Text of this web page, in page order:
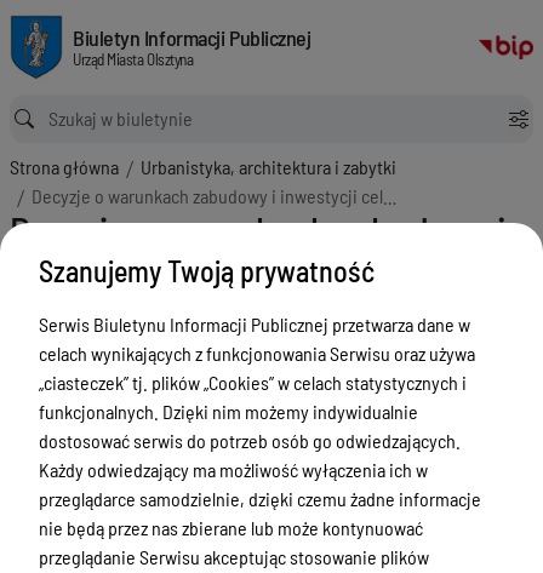
Decyzje o warunkach zabudowy i inwestycji celu publicznego
Biuletyn Informacji Publicznej Urząd Miasta Olsztyna
Biuletyn Informacji Publicznej
Urząd Miasta Olsztyna
Ścieżka powrotu
Strona główna
Urbanistyka, architektura i zabytki
Decyzje o warunkach zabudowy i inwestycji celu publicznego
Decyzje o warunkach zabudowy i
inwestycji celu publicznego
ZAŁATWIANIE SPRAW
Ogłoszenia
Bezpieczeństwo
Urodzenia, małżeństwa, zgony,
meldunek, dowód, komunikacja,
działalność, alkohol
Szanujemy Twoją prywatność
Serwis Biuletynu Informacji Publicznej przetwarza dane w
celach wynikających z funkcjonowania Serwisu oraz używa
„ciasteczek” tj. plików „Cookies” w celach statystycznych i
funkcjonalnych. Dzięki nim możemy indywidualnie
dostosować serwis do potrzeb osób go odwiedzających.
Każdy odwiedzający ma możliwość wyłączenia ich w
przeglądarce samodzielnie, dzięki czemu żadne informacje
nie będą przez nas zbierane lub może kontynuować
przeglądanie Serwisu akceptując stosowanie plików